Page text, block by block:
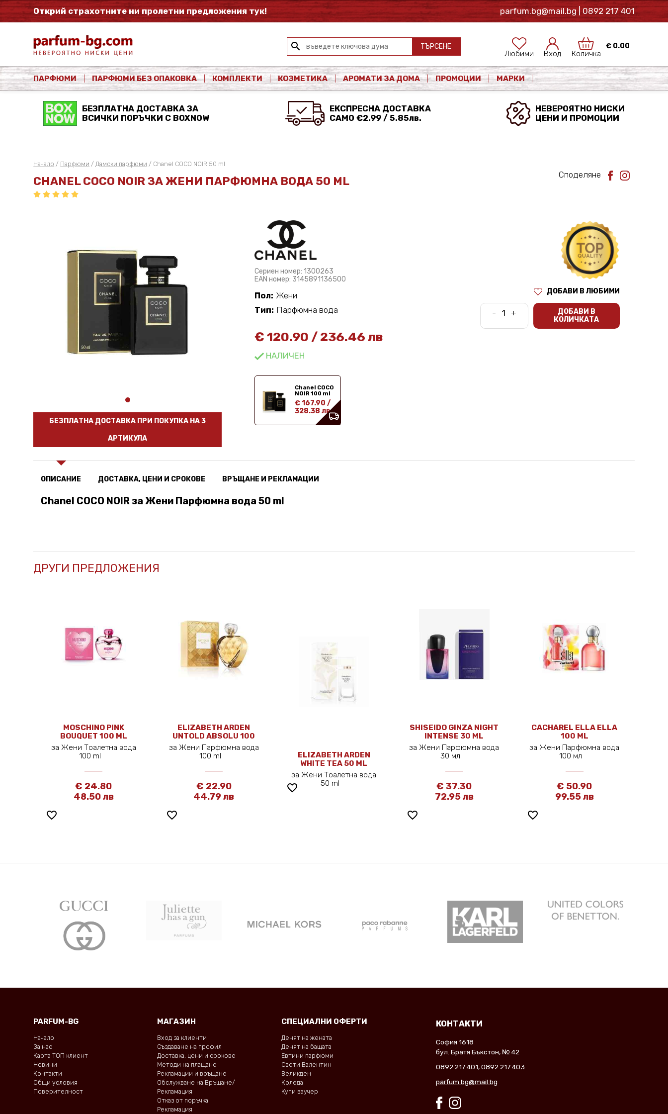
Открий страхотните ни пролетни предложения тук! parfum.bg@mail.bg| 0892 217 401
Количка
€ 0.00
Вход
Любими
search ТЪРСЕНЕ
ПАРФЮМИ ПАРФЮМИ БЕЗ ОПАКОВКА КОМПЛЕКТИ КОЗМЕТИКА АРОМАТИ ЗА ДОМА ПРОМОЦИИ МАРКИ
БЕЗПЛАТНА ДОСТАВКА ЗА
ВСИЧКИ ПОРЪЧКИ С BOXNOW
ЕКСПРЕСНА ДОСТАВКА
САМО €2.99 / 5.85лв.
НЕВЕРОЯТНО НИСКИ
ЦЕНИ И ПРОМОЦИИ
Начало / Парфюми / Дамски парфюми / Chanel COCO NOIR 50 ml
CHANEL COCO NOIR ЗА ЖЕНИ ПАРФЮМНА ВОДА 50 ML Споделяне
БЕЗПЛАТНА ДОСТАВКА ПРИ ПОКУПКА НА 3
АРТИКУЛА
Сериен номер: 1300263
EAN номер: 3145891136500
Пол: Жени
Тип: Парфюмна вода
€120.90 / 236.46 лв
НАЛИЧЕН
ДОБАВИ В ЛЮБИМИ
- +
ДОБАВИ В
КОЛИЧКАТА
Chanel COCO
NOIR 100 ml
€ 167.90 /
328.38 лв
ОПИСАНИЕ ДОСТАВКА, ЦЕНИ И СРОКОВЕ ВРЪЩАНЕ И РЕКЛАМАЦИИ
Chanel COCO NOIR за Жени Парфюмна вода 50 ml
ДРУГИ ПРЕДЛОЖЕНИЯ
favorite_border
MOSCHINO PINK
BOUQUET 100 ML
за Жени Тоалетна вода
100 ml
€ 24.80
48.50 лв
favorite_border
ELIZABETH ARDEN
UNTOLD ABSOLU 100
ML
за Жени Парфюмна вода
100 ml
€ 22.90
44.79 лв
favorite_border
ELIZABETH ARDEN
WHITE TEA 50 ML
за Жени Тоалетна вода
50 ml
favorite_border
SHISEIDO GINZA NIGHT
INTENSE 30 ML
за Жени Парфюмна вода
30 мл
€ 37.30
72.95 лв
favorite_border
CACHAREL ELLA ELLA
100 ML
за Жени Парфюмна вода
100 мл
€ 50.90
99.55 лв
PARFUM-BG
Начало
За нас
Карта ТОП клиент
Новини
Контакти
Общи условия
Поверителност
МАГАЗИН
Вход за клиенти
Създаване на профил
Доставка, цени и срокове
Методи на плащане
Рекламации и връщане
Обслужване на Връщане/
Рекламация
Отказ от поръчка
Рекламация
СПЕЦИАЛНИ ОФЕРТИ
Денят на жената
Денят на бащата
Евтини парфюми
Свети Валентин
Великден
Коледа
Купи ваучер
КОНТАКТИ
София 1618
бул. Братя Бъкстон, № 42
0892 217 401,0892 217 403
parfum.bg@mail.bg